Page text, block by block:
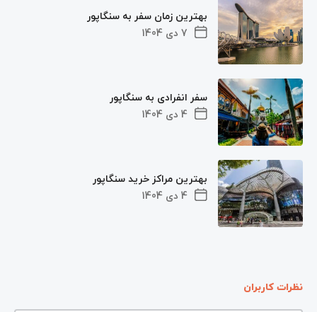
7 دی 1404
بهترین زمان سفر به سنگاپور
4 دی 1404
سفر انفرادی به سنگاپور
4 دی 1404
بهترین مراکز خرید سنگاپور
نظرات کاربران